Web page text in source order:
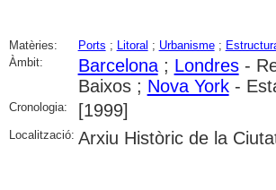
Matèries: Ports ; Litoral ; Urbanisme;
Àmbit:
Barcelona; Londres-
Baixos ; Nova York-
Cronologia: [1999]
Localització: Arxiu Històric de la